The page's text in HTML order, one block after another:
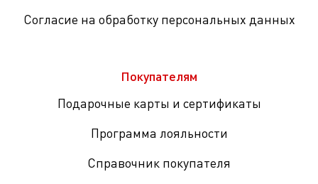
Согласие на обработку персональных данных
Покупателям
Подарочные карты и сертификаты
Программа лояльности
Справочник покупателя